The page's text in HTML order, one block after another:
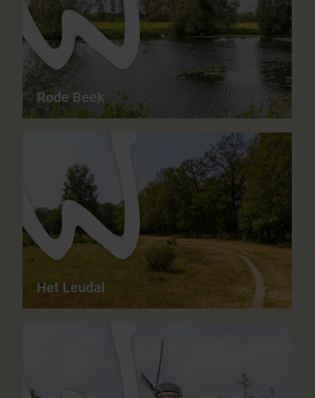
mittelschwer
ganzjährig
Rode Beek
Rode Beek - Herrlicher Bruchwald mit wilder
11,5 km
04:00 h
mittelschwer
ganzjährig
Het Leudal
ganzjährig